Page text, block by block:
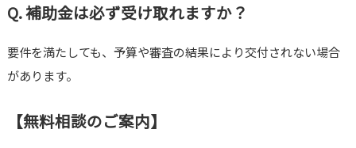
Q. 補助金は必ず受け取れますか？
要件を満たしても、予算や審査の結果により交付されない場合
があります。
【無料相談のご案内】